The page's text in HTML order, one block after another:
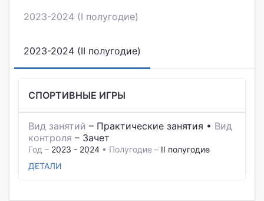
2023-2024 (I полугодие)
2023-2024 (II полугодие)
СПОРТИВНЫЕ ИГРЫ
Вид занятий – Практические занятия • Вид
контроля – Зачет
Год – 2023 - 2024 • Полугодие – II полугодие
ДЕТАЛИ